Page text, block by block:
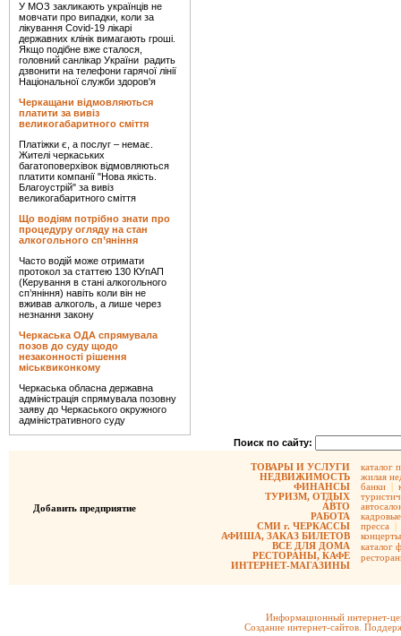
У МОЗ закликають українців не
мовчати про випадки, коли за
лікування Covid-19 лікарі
державних клінік вимагають гроші.
Якщо подібне вже сталося,
головний санлікар України радить
дзвонити на телефони гарячої лінії
Національної служби здоров'я
Черкащани відмовляються
платити за вивіз
великогабаритного сміття
Платіжки є, а послуг – немає.
Жителі черкаських
багатоповерхівок відмовляються
платити компанії "Нова якість.
Благоустрій" за вивіз
великогабаритного сміття
Що водіям потрібно знати про
процедуру огляду на стан
алкогольного сп’яніння
Часто водій може отримати
протокол за статтею 130 КУпАП
(Керування в стані алкогольного
сп’яніння) навіть коли він не
вживав алкоголь, а лише через
незнання закону
Черкаська ОДА спрямувала
позов до суду щодо
незаконності рішення
міськвиконкому
Черкаська обласна державна
адміністрація спрямувала позовну
заяву до Черкаського окружного
адміністративного суду
Поиск по сайту:
Добавить предприятие
ТОВАРЫ И УСЛУГИ
НЕДВИЖИМОСТЬ
ФИНАНСЫ
ТУРИЗМ, ОТДЫХ
АВТО
РАБОТА
СМИ г. ЧЕРКАССЫ
АФИША, ЗАКАЗ БИЛЕТОВ
ВСЕ ДЛЯ ДОМА
РЕСТОРАНЫ, КАФЕ
ИНТЕРНЕТ-МАГАЗИНЫ
каталог
жилая
банки |
пресса |
концерты
каталог
Информационный интернет-
Создание интернет-сайтов.